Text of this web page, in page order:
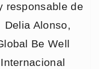
responsable de
Alonso,
Be Well